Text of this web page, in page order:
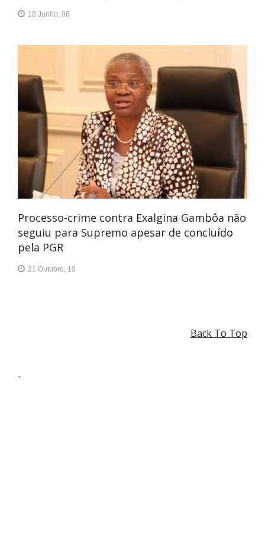
18 Junho, 06
Processo-crime contra Exalgina Gambôa não
seguiu para Supremo apesar de concluído
pela PGR
21 Outubro, 10
Back To Top
-